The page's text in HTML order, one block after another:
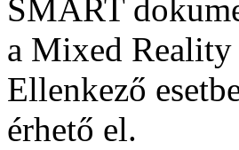
SMART
a Mixed Reality
Ellenkező
érhető el.